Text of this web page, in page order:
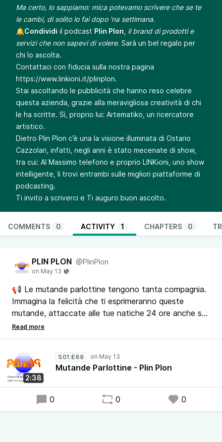
Ma certo, lo sappiamo: mica potevamo scrivere che se te
le cambi, di solito lo fai dopo ’na settimana.
🔔Condividi il podcast Plin Plon il brand di prodotti e
servizi che non sapevi di volere. Sarà un bel regalo per
chi lo ascolta.
Contattaci con fiducia sulla nostra pagina
https://www.linkioni.it/plinplon.
Stai ascoltando le pubblicità che hanno reso celebre
questa azienda, grazie alla meravigliosa creatività di chi
le ha scritte. Sì, proprio lui: Artematiko, un ricercatore
artistico.
Dietro Plin Plon c’è una la visione illuminata di Ostario
Cazzolari, infatti, negli anni è stato mecenate di show,
tra cui: Al Massimo telefono e proprio LINKioni, uno show
intelligente, li trovi entrambi sulle migliori piattaforme di
podcasting.
Ti invito a scriverci e Ti auguro buon ascolto.
COMMENTS 0 ACTIVITY 1 CHAPTERS 0
PLIN PLON @PlinPlon
📢 Le mutande parlottine tengono tanta compagnia.
Immagina la felicità che ti esprimeranno queste
mutande, attaccate alle tue natiche 24 ore anche se
soffri di meteorismo!
se te le cambi, di solito lo fai dopo 'na settimana.
🔔Condividi il podcast Plin Plon, il brand di prodotti e
servizi che non sapevi di volere. Sarà un bel regalo per
2:38
S01:E68
Mutande Parlottine - Plin Plon
0 0 0